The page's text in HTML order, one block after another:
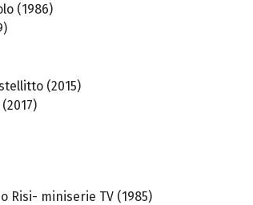
(1986)
(2015)
Risi- miniserie TV (1985)